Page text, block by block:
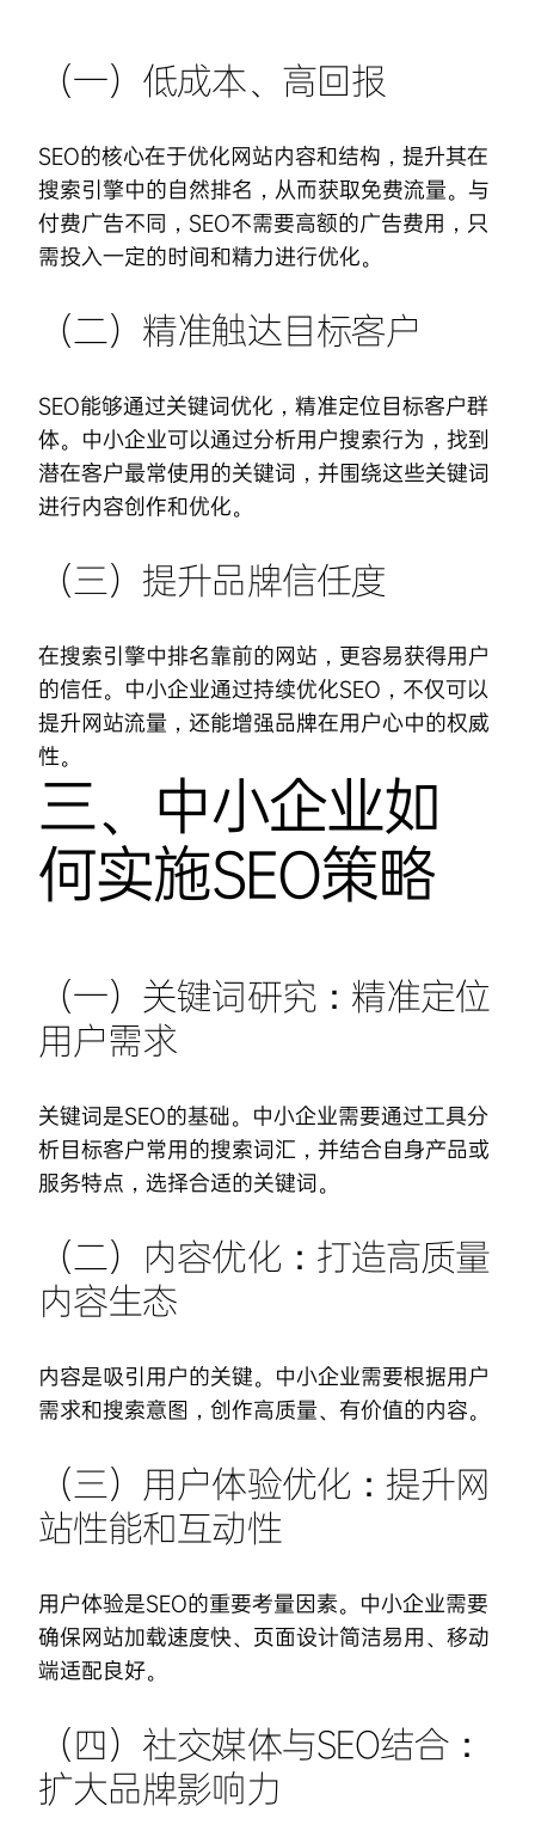
（一）低成本、高回报
SEO的核心在于优化网站内容和结构，提升其在
搜索引擎中的自然排名，从而获取免费流量。与
付费广告不同，SEO不需要高额的广告费用，只
需投入一定的时间和精力进行优化。
（二）精准触达目标客户
SEO能够通过关键词优化，精准定位目标客户群
体。中小企业可以通过分析用户搜索行为，找到
潜在客户最常使用的关键词，并围绕这些关键词
进行内容创作和优化。
（三）提升品牌信任度
在搜索引擎中排名靠前的网站，更容易获得用户
的信任。中小企业通过持续优化SEO，不仅可以
提升网站流量，还能增强品牌在用户心中的权威
性。
三、中小企业如
何实施SEO策略
（一）关键词研究：精准定位
用户需求
关键词是SEO的基础。中小企业需要通过工具分
析目标客户常用的搜索词汇，并结合自身产品或
服务特点，选择合适的关键词。
（二）内容优化：打造高质量
内容生态
内容是吸引用户的关键。中小企业需要根据用户
需求和搜索意图，创作高质量、有价值的内容。
（三）用户体验优化：提升网
站性能和互动性
用户体验是SEO的重要考量因素。中小企业需要
确保网站加载速度快、页面设计简洁易用、移动
端适配良好。
（四）社交媒体与SEO结合：
扩大品牌影响力